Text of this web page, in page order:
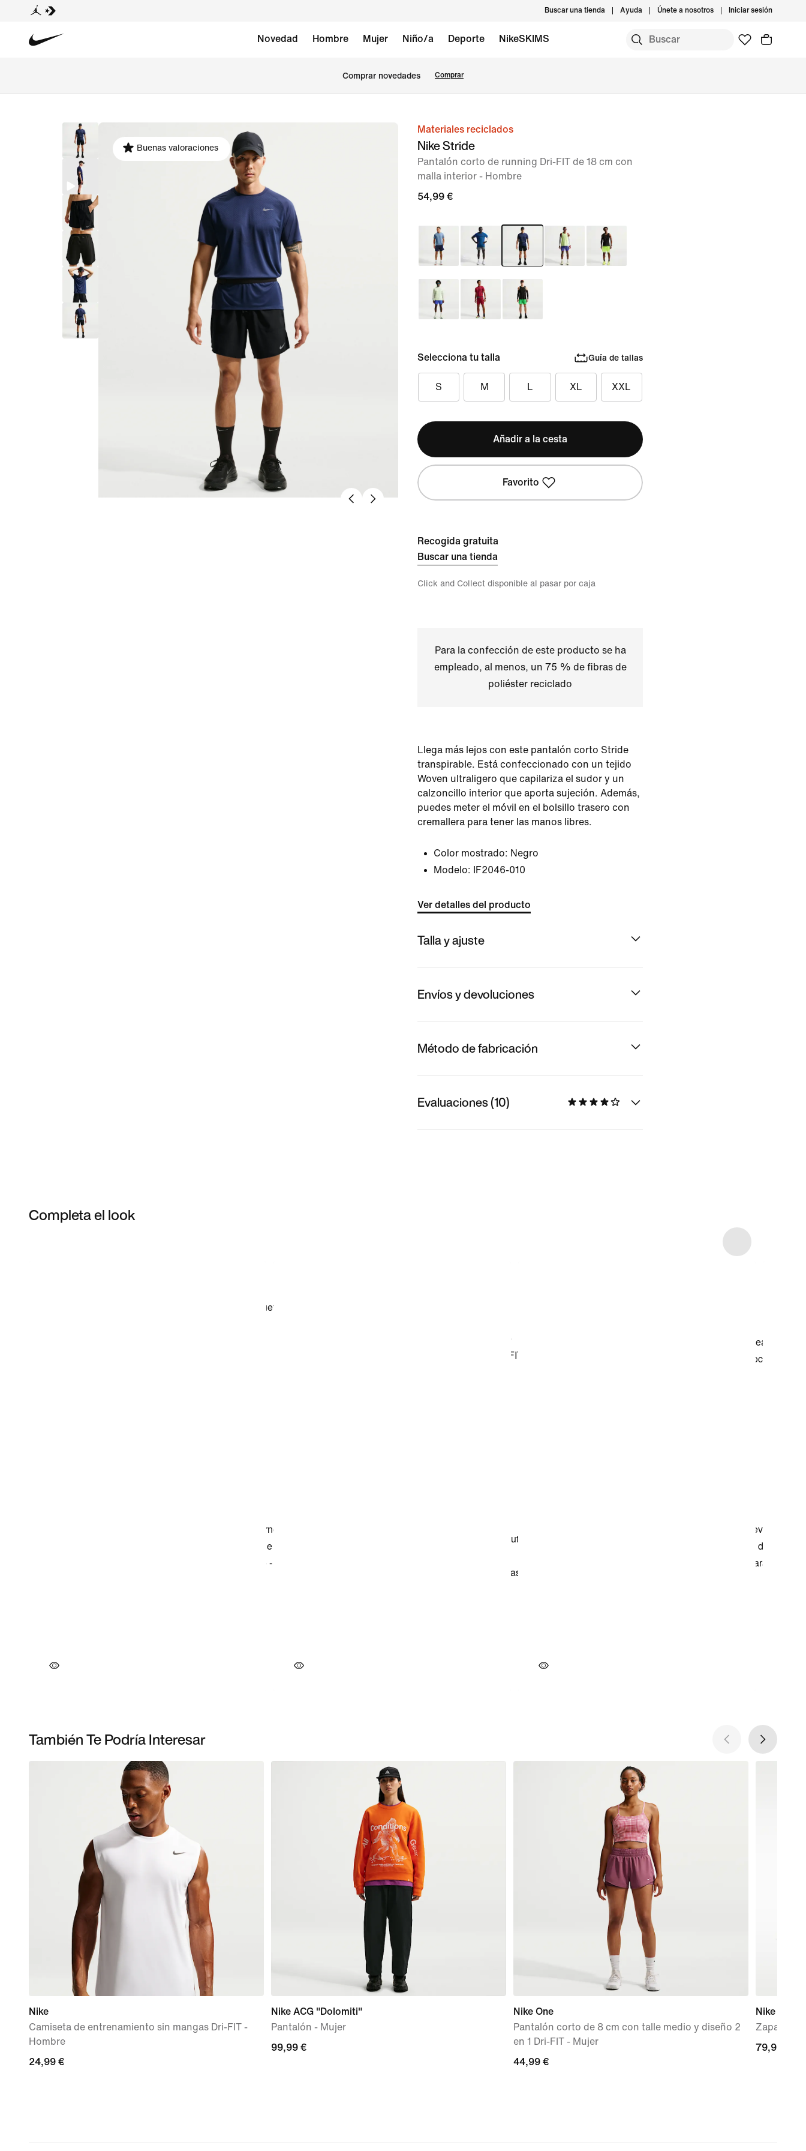
Buscar una tienda Ayuda Únete a nosotros Iniciar sesión
Novedad Hombre Mujer Niño/a Deporte NikeSKIMS
Comprar novedades Comprar
Imagen
Buenas valoraciones
Materiales reciclados
Nike Stride
Pantalón corto de running Dri-FIT de 18 cm con
malla interior - Hombre
54,99 €
Selecciona tu talla Guía de tallas
S M L XL XXL
Añadir a la cesta
Favorito
Recogida gratuita
Buscar una tienda
Click and Collect disponible al pasar por caja
Para la confección de este producto se ha
empleado, al menos, un 75 % de fibras de
poliéster reciclado
Llega más lejos con este pantalón corto Stride
transpirable. Está confeccionado con un tejido
Woven ultraligero que capilariza el sudor y un
calzoncillo interior que aporta sujeción. Además,
puedes meter el móvil en el bolsillo trasero con
cremallera para tener las manos libres.
Color mostrado: Negro
Modelo:
IF2046-010
Ver detalles del producto
Talla y ajuste
Envíos y devoluciones
Método de fabricación
Evaluaciones (10)
Completa el look
También Te Podría Interesar
Nike
Camiseta de entrenamiento sin mangas Dri-FIT -
Hombre
24,99 €
24,99 €
Nike ACG "Dolomiti"
Pantalón - Mujer
99,99 €
99,99 €
Nike One
Pantalón corto de 8 cm con talle medio y diseño 2
en 1 Dri-FIT - Mujer
44,99 €
44,99 €
Nike Flex
Zapatillas
79,99 €
79,99 €